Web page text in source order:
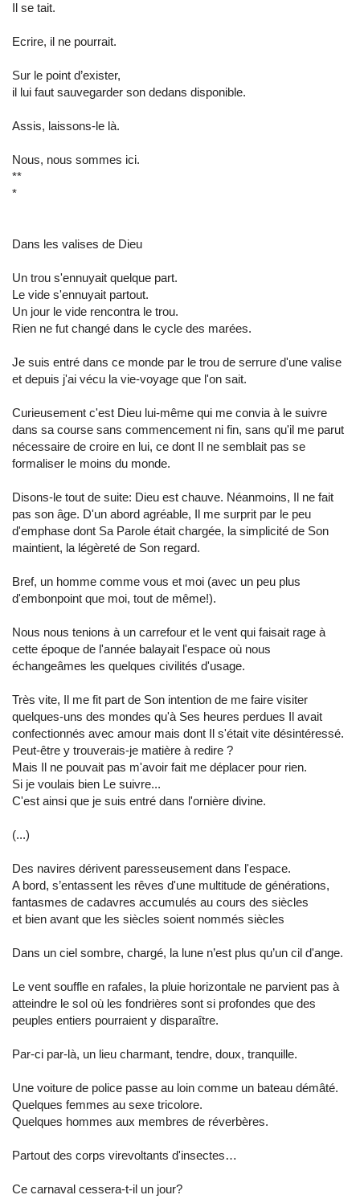
Il se tait.
Ecrire, il ne pourrait.
Sur le point d’exister,
il lui faut sauvegarder son dedans disponible.
Assis, laissons-le là.
Nous, nous sommes ici.
**
*
Dans les valises de Dieu
Un trou s'ennuyait quelque part.
Le vide s'ennuyait partout.
Un jour le vide rencontra le trou.
Rien ne fut changé dans le cycle des marées.
Je suis entré dans ce monde par le trou de serrure d'une valise
et depuis j'ai vécu la vie-voyage que l'on sait.
Curieusement c'est Dieu lui-même qui me convia à le suivre
dans sa course sans commencement ni fin, sans qu'il me parut
nécessaire de croire en lui, ce dont Il ne semblait pas se
formaliser le moins du monde.
Disons-le tout de suite: Dieu est chauve. Néanmoins, Il ne fait
pas son âge. D'un abord agréable, Il me surprit par le peu
d'emphase dont Sa Parole était chargée, la simplicité de Son
maintient, la légèreté de Son regard.
Bref, un homme comme vous et moi (avec un peu plus
d'embonpoint que moi, tout de même!).
Nous nous tenions à un carrefour et le vent qui faisait rage à
cette époque de l'année balayait l'espace où nous
échangeâmes les quelques civilités d'usage.
Très vite, Il me fit part de Son intention de me faire visiter
quelques-uns des mondes qu'à Ses heures perdues Il avait
confectionnés avec amour mais dont Il s'était vite désintéressé.
Peut-être y trouverais-je matière à redire ?
Mais Il ne pouvait pas m'avoir fait me déplacer pour rien.
Si je voulais bien Le suivre...
C'est ainsi que je suis entré dans l'ornière divine.
(...)
Des navires dérivent paresseusement dans l'espace.
A bord, s’entassent les rêves d'une multitude de générations,
fantasmes de cadavres accumulés au cours des siècles
et bien avant que les siècles soient nommés siècles
Dans un ciel sombre, chargé, la lune n’est plus qu’un cil d'ange.
Le vent souffle en rafales, la pluie horizontale ne parvient pas à
atteindre le sol où les fondrières sont si profondes que des
peuples entiers pourraient y disparaître.
Par-ci par-là, un lieu charmant, tendre, doux, tranquille.
Une voiture de police passe au loin comme un bateau démâté.
Quelques femmes au sexe tricolore.
Quelques hommes aux membres de réverbères.
Partout des corps virevoltants d'insectes…
Ce carnaval cessera-t-il un jour?